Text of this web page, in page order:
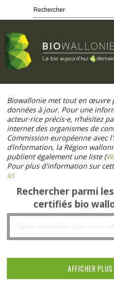
contenu
principal
Biowallonie met tout en œuvre
données à jour. Pour une
acteur·rice précis·e, n’hésitez
internet des organismes de
Commission européenne avec
d’information, la Région
publient également une liste (
Pour plus d'information sur
ici
Rechercher parmi
certifiés bio
AFFICHER